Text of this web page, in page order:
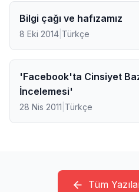
Bilgi çağı ve hafızamız
8 Eki 2014 Türkçe
'Facebook'ta Cinsiyet
İncelemesi'
28 Nis 2011 Türkçe
Tüm